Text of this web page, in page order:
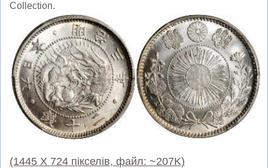
Collection.
(1445 X 724 пікселів, файл: ~207K)